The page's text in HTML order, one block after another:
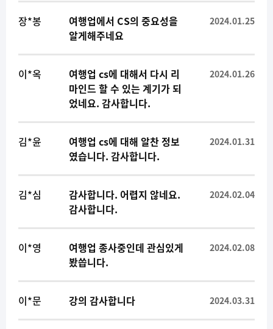
장*봉
여행업에서 CS의 중요성을
알게해주네요
2024.01.25
이*옥
여행업 cs에 대해서 다시 리
마인드 할 수 있는 계기가 되
었네요. 감사합니다.
2024.01.26
김*윤
여행업 cs에 대해 알찬 정보
였습니다. 감사합니다.
2024.01.31
김*심
감사합니다. 어렵지 않네요.
감사합니다.
2024.02.04
이*영
여행업 종사중인데 관심있게
봤씁니다.
2024.02.08
이*문 강의 감사합니다 2024.03.31